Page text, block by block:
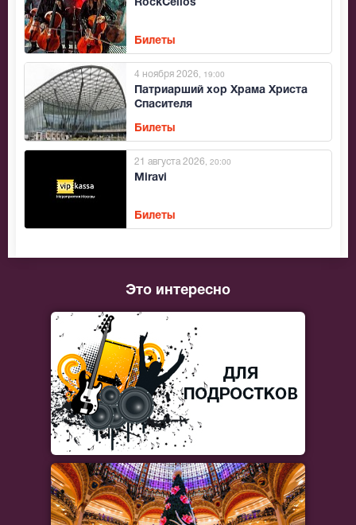
RockCellos
Билеты
Патриарший хор Храма Христа
Спасителя
4 ноября 2026 , 19:00
Билеты
Miravi
21 августа 2026 , 20:00
Билеты
Это интересно